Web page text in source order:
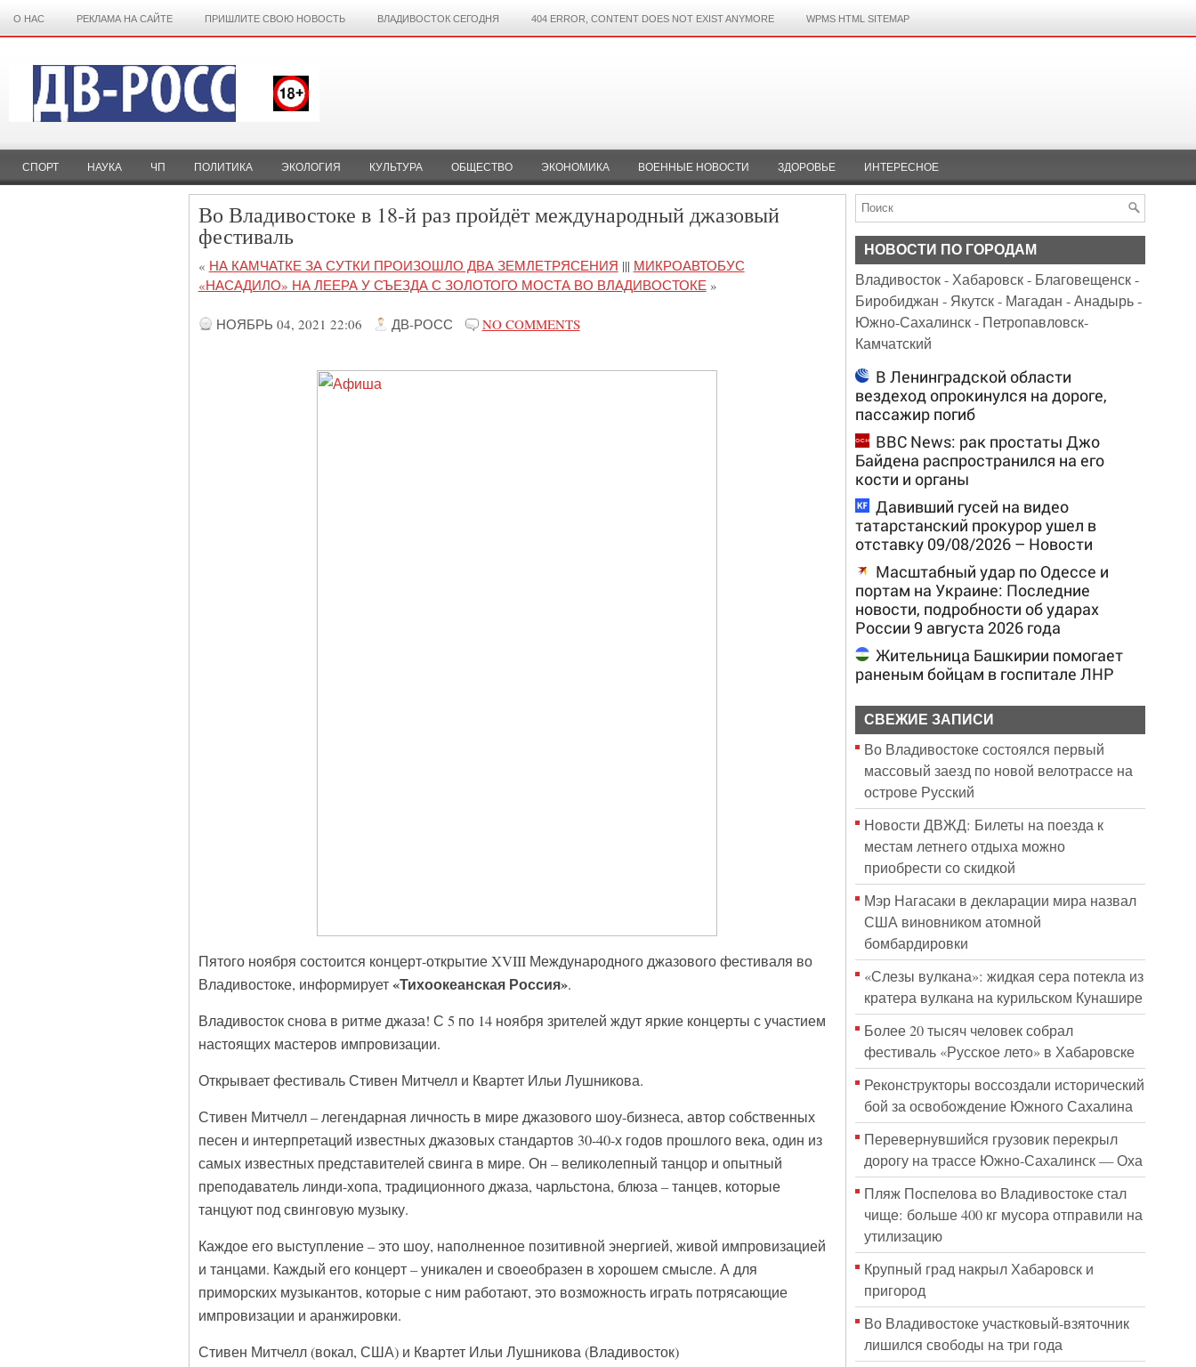
О НАС РЕКЛАМА НА САЙТЕ ПРИШЛИТЕ СВОЮ НОВОСТЬ ВЛАДИВОСТОК СЕГОДНЯ 404 ERROR, CONTENT DOES NOT EXIST ANYMORE WPMS HTML SITEMAP
СПОРТ НАУКА ЧП ПОЛИТИКА ЭКОЛОГИЯ КУЛЬТУРА ОБЩЕСТВО ЭКОНОМИКА ВОЕННЫЕ НОВОСТИ ЗДОРОВЬЕ ИНТЕРЕСНОЕ
Во Владивостоке в 18-й раз пройдёт международный джазовый
фестиваль
« НА КАМЧАТКЕ ЗА СУТКИ ПРОИЗОШЛО ДВА ЗЕМЛЕТРЯСЕНИЯ ||| МИКРОАВТОБУС
«НАСАДИЛО» НА ЛЕЕРА У СЪЕЗДА С ЗОЛОТОГО МОСТА ВО ВЛАДИВОСТОКЕ»
НОЯБРЬ 04, 2021 22:06 ДВ-РОСС NO COMMENTS
Пятого ноября состоится концерт-открытие XVIII Международного джазового фестиваля во
Владивостоке, информирует«Тихоокеанская Россия».
Владивосток снова в ритме джаза! С 5 по 14 ноября зрителей ждут яркие концерты с участием
настоящих мастеров импровизации.
Открывает фестиваль Стивен Митчелл и Квартет Ильи Лушникова.
Стивен Митчелл – легендарная личность в мире джазового шоу-бизнеса, автор собственных
песен и интерпретаций известных джазовых стандартов 30-40-х годов прошлого века, один из
самых известных представителей свинга в мире. Он – великолепный танцор и опытный
преподаватель линди-хопа, традиционного джаза, чарльстона, блюза – танцев, которые
танцуют под свинговую музыку.
Каждое его выступление – это шоу, наполненное позитивной энергией, живой импровизацией
и танцами. Каждый его концерт – уникален и своеобразен в хорошем смысле. А для
приморских музыкантов, которые с ним работают, это возможность играть потрясающие
импровизации и аранжировки.
Стивен Митчелл (вокал, США) и Квартет Ильи Лушникова (Владивосток)
НОВОСТИ ПО ГОРОДАМ
Владивосток-Хабаровск- Благовещенск-
Биробиджан - Якутск- Магадан -Анадырь-
Южно-Сахалинск- Петропавловск-
Камчатский
В Ленинградской области
вездеход опрокинулся на дороге,
пассажир погиб
BBC News: рак простаты Джо
Байдена распространился на его
кости и органы
Давивший гусей на видео
татарстанский прокурор ушел в
отставку 09/08/2026 – Новости
Масштабный удар по Одессе и
портам на Украине: Последние
новости, подробности об ударах
России 9 августа 2026 года
Жительница Башкирии помогает
раненым бойцам в госпитале ЛНР
СВЕЖИЕ ЗАПИСИ
Во Владивостоке состоялся первый
массовый заезд по новой велотрассе на
острове Русский
Новости ДВЖД: Билеты на поезда к
местам летнего отдыха можно
приобрести со скидкой
Мэр Нагасаки в декларации мира назвал
США виновником атомной
бомбардировки
«Слезы вулкана»: жидкая сера потекла из
кратера вулкана на курильском Кунашире
Более 20 тысяч человек собрал
фестиваль «Русское лето» в Хабаровске
Реконструкторы воссоздали исторический
бой за освобождение Южного Сахалина
Перевернувшийся грузовик перекрыл
дорогу на трассе Южно-Сахалинск — Оха
Пляж Поспелова во Владивостоке стал
чище: больше 400 кг мусора отправили на
утилизацию
Крупный град накрыл Хабаровск и
пригород
Во Владивостоке участковый-взяточник
лишился свободы на три года